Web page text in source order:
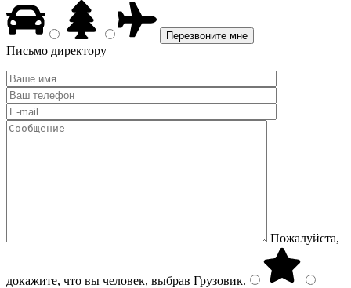
Письмо директору
Пожалуйста,
докажите, что вы человек, выбрав Грузовик.